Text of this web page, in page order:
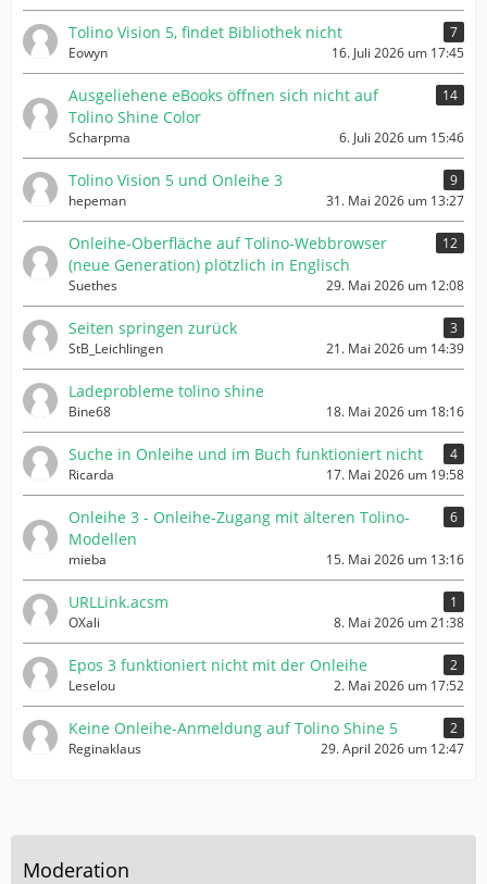
Tolino Vision 5, findet Bibliothek nicht
7
Eowyn
16. Juli 2026 um 17:45
Ausgeliehene eBooks öffnen sich nicht auf
Tolino Shine Color
14
Scharpma 6. Juli 2026 um 15:46
Tolino Vision 5 und Onleihe 3
9
hepeman
31. Mai 2026 um 13:27
Onleihe-Oberfläche auf Tolino-Webbrowser
(neue Generation) plötzlich in Englisch
12
Suethes 29. Mai 2026 um 12:08
Seiten springen zurück
3
StB_Leichlingen
21. Mai 2026 um 14:39
Ladeprobleme tolino shine
Bine68 18. Mai 2026 um 18:16
Suche in Onleihe und im Buch funktioniert nicht
4
Ricarda
17. Mai 2026 um 19:58
Onleihe 3 - Onleihe-Zugang mit älteren Tolino-
Modellen
6
mieba 15. Mai 2026 um 13:16
URLLink.acsm
1
OXali
8. Mai 2026 um 21:38
Epos 3 funktioniert nicht mit der Onleihe
2
Leselou
2. Mai 2026 um 17:52
Keine Onleihe-Anmeldung auf Tolino Shine 5
2
Reginaklaus
29. April 2026 um 12:47
Moderation